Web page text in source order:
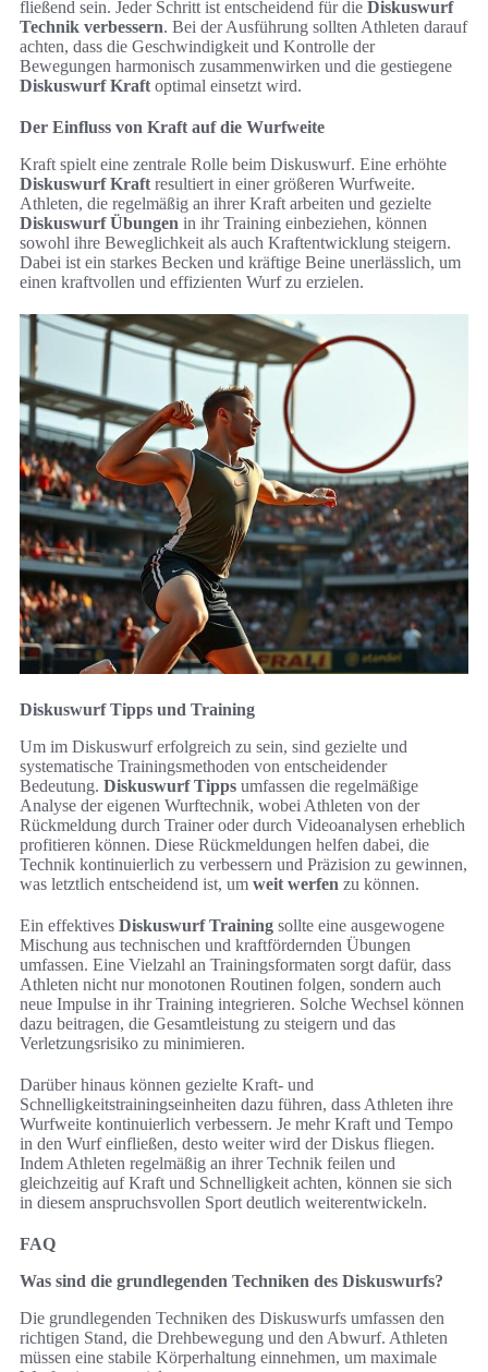
fließend sein. Jeder Schritt ist entscheidend für die Diskuswurf
Technik verbessern. Bei der Ausführung sollten Athleten darauf
achten, dass die Geschwindigkeit und Kontrolle der
Bewegungen harmonisch zusammenwirken und die gestiegene
Diskuswurf Kraft optimal einsetzt wird.
Der Einfluss von Kraft auf die Wurfweite
Kraft spielt eine zentrale Rolle beim Diskuswurf. Eine erhöhte
Diskuswurf Kraft resultiert in einer größeren Wurfweite.
Athleten, die regelmäßig an ihrer Kraft arbeiten und gezielte
Diskuswurf Übungen in ihr Training einbeziehen, können
sowohl ihre Beweglichkeit als auch Kraftentwicklung steigern.
Dabei ist ein starkes Becken und kräftige Beine unerlässlich, um
einen kraftvollen und effizienten Wurf zu erzielen.
Diskuswurf Tipps und Training
Um im Diskuswurf erfolgreich zu sein, sind gezielte und
systematische Trainingsmethoden von entscheidender
Bedeutung. Diskuswurf Tipps umfassen die regelmäßige
Analyse der eigenen Wurftechnik, wobei Athleten von der
Rückmeldung durch Trainer oder durch Videoanalysen erheblich
profitieren können. Diese Rückmeldungen helfen dabei, die
Technik kontinuierlich zu verbessern und Präzision zu gewinnen,
was letztlich entscheidend ist, um weit werfen zu können.
Ein effektives Diskuswurf Training sollte eine ausgewogene
Mischung aus technischen und kraftfördernden Übungen
umfassen. Eine Vielzahl an Trainingsformaten sorgt dafür, dass
Athleten nicht nur monotonen Routinen folgen, sondern auch
neue Impulse in ihr Training integrieren. Solche Wechsel können
dazu beitragen, die Gesamtleistung zu steigern und das
Verletzungsrisiko zu minimieren.
Darüber hinaus können gezielte Kraft- und
Schnelligkeitstrainingseinheiten dazu führen, dass Athleten ihre
Wurfweite kontinuierlich verbessern. Je mehr Kraft und Tempo
in den Wurf einfließen, desto weiter wird der Diskus fliegen.
Indem Athleten regelmäßig an ihrer Technik feilen und
gleichzeitig auf Kraft und Schnelligkeit achten, können sie sich
in diesem anspruchsvollen Sport deutlich weiterentwickeln.
FAQ
Was sind die grundlegenden Techniken des Diskuswurfs?
Die grundlegenden Techniken des Diskuswurfs umfassen den
richtigen Stand, die Drehbewegung und den Abwurf. Athleten
müssen eine stabile Körperhaltung einnehmen, um maximale